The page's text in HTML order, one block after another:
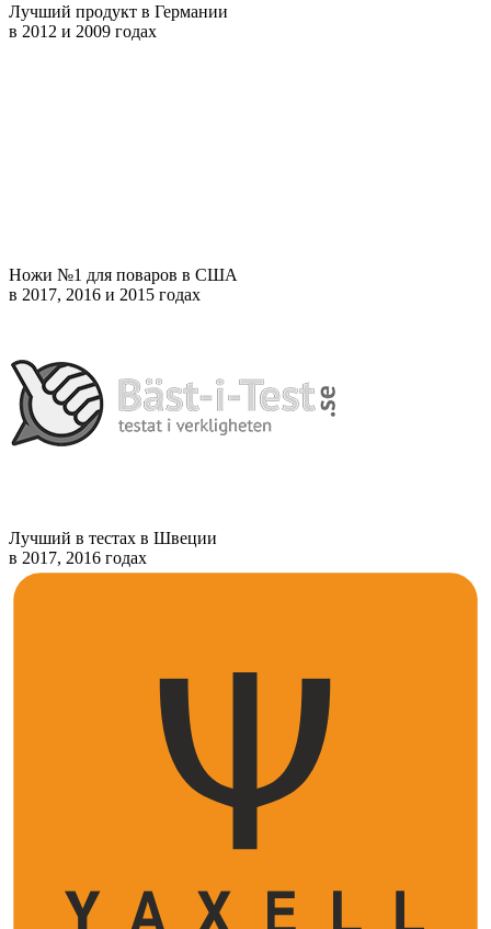
Лучший продукт в Германии
в 2012 и 2009 годах
Ножи №1 для поваров в США
в 2017, 2016 и 2015 годах
Лучший в тестах в Швеции
в 2017, 2016 годах